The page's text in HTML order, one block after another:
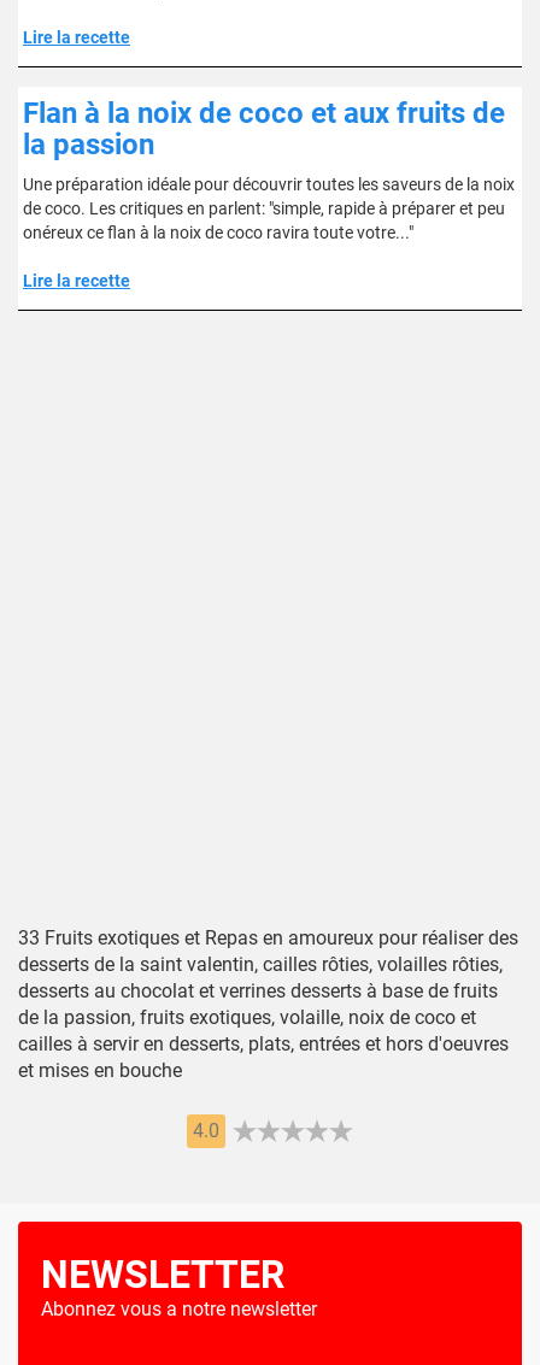
Lire la recette
Flan à la noix de coco et aux fruits de
la passion
Une préparation idéale pour découvrir toutes les saveurs de la noix
de coco. Les critiques en parlent: "simple, rapide à préparer et peu
onéreux ce flan à la noix de coco ravira toute votre..."
Lire la recette
33 Fruits exotiques et Repas en amoureux pour réaliser des
desserts de la saint valentin, cailles rôties, volailles rôties,
desserts au chocolat et verrines desserts à base de fruits
de la passion, fruits exotiques, volaille, noix de coco et
cailles à servir en desserts, plats, entrées et hors d'oeuvres
et mises en bouche
4.0
NEWSLETTER
Abonnez vous a notre newsletter